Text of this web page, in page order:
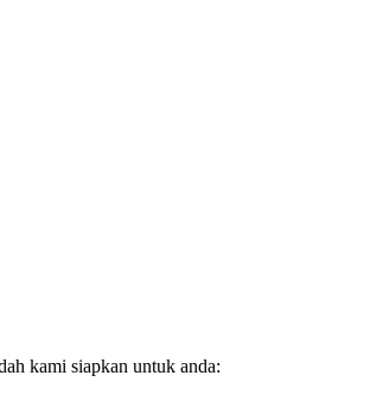
kami siapkan untuk anda: